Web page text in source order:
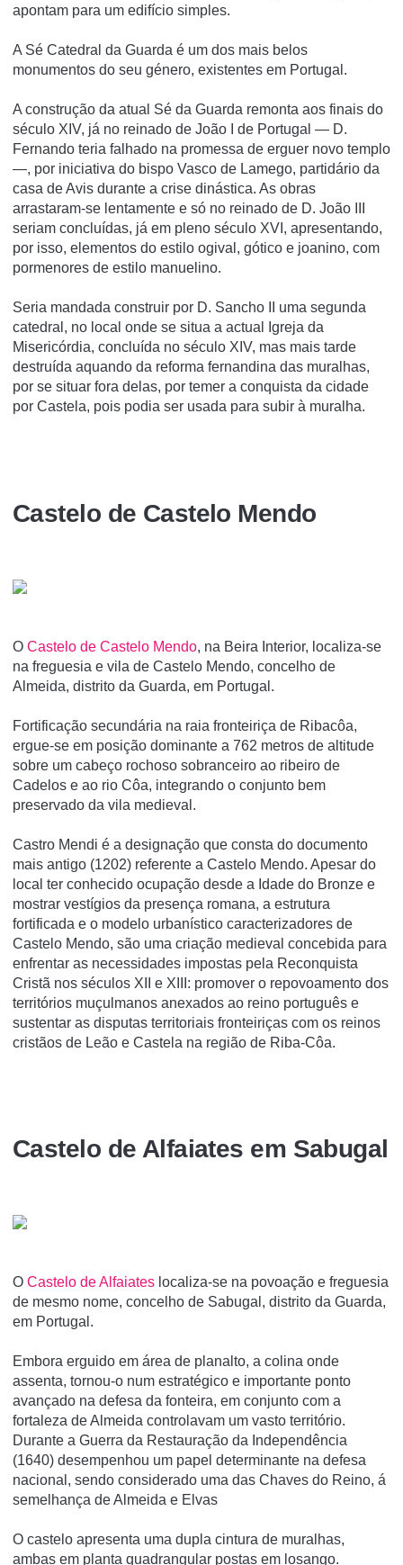
apontam para um edifí­cio simples.
A Sé Catedral da Guarda é um dos mais belos
monumentos do seu género, existentes em Portugal.
A construção da atual Sé da Guarda remonta aos finais do
século XIV, já no reinado de João I de Portugal — D.
Fernando teria falhado na promessa de erguer novo templo
—, por iniciativa do bispo Vasco de Lamego, partidário da
casa de Avis durante a crise dinástica. As obras
arrastaram-se lentamente e só no reinado de D. João III
seriam concluídas, já em pleno século XVI, apresentando,
por isso, elementos do estilo ogival, gótico e joanino, com
pormenores de estilo manuelino.
Seria mandada construir por D. Sancho II uma segunda
catedral, no local onde se situa a actual Igreja da
Misericórdia, concluí­da no século XIV, mas mais tarde
destruí­da aquando da reforma fernandina das muralhas,
por se situar fora delas, por temer a conquista da cidade
por Castela, pois podia ser usada para subir à muralha.
Castelo de Castelo Mendo
O Castelo de Castelo Mendo, na Beira Interior, localiza-se
na freguesia e vila de Castelo Mendo, concelho de
Almeida, distrito da Guarda, em Portugal.
Fortificação secundária na raia fronteiriça de Ribacôa,
ergue-se em posição dominante a 762 metros de altitude
sobre um cabeço rochoso sobranceiro ao ribeiro de
Cadelos e ao rio Côa, integrando o conjunto bem
preservado da vila medieval.
Castro Mendi é a designação que consta do documento
mais antigo (1202) referente a Castelo Mendo. Apesar do
local ter conhecido ocupação desde a Idade do Bronze e
mostrar vestígios da presença romana, a estrutura
fortificada e o modelo urbanístico caracterizadores de
Castelo Mendo, são uma criação medieval concebida para
enfrentar as necessidades impostas pela Reconquista
Cristã nos séculos XII e XIII: promover o repovoamento dos
territórios muçulmanos anexados ao reino português e
sustentar as disputas territoriais fronteiriças com os reinos
cristãos de Leão e Castela na região de Riba-Côa.
Castelo de Alfaiates em Sabugal
O Castelo de Alfaiates localiza-se na povoação e freguesia
de mesmo nome, concelho de Sabugal, distrito da Guarda,
em Portugal.
Embora erguido em área de planalto, a colina onde
assenta, tornou-o num estratégico e importante ponto
avançado na defesa da fonteira, em conjunto com a
fortaleza de Almeida controlavam um vasto território.
Durante a Guerra da Restauração da Independência
(1640) desempenhou um papel determinante na defesa
nacional, sendo considerado uma das Chaves do Reino, á
semelhança de Almeida e Elvas
O castelo apresenta uma dupla cintura de muralhas,
ambas em planta quadrangular postas em losango.